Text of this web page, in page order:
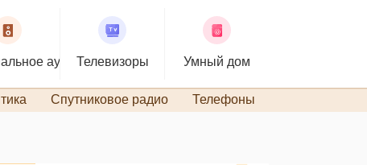
аудиоТелевизоры Умный дом
Спутниковое радио Телефоны